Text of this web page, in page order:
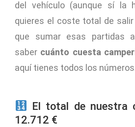
del vehículo (aunque sí la
quieres el coste total de
que sumar esas partidas
saber cuánto cuesta
aquí tienes todos los
El total de nuestra
12.712 €